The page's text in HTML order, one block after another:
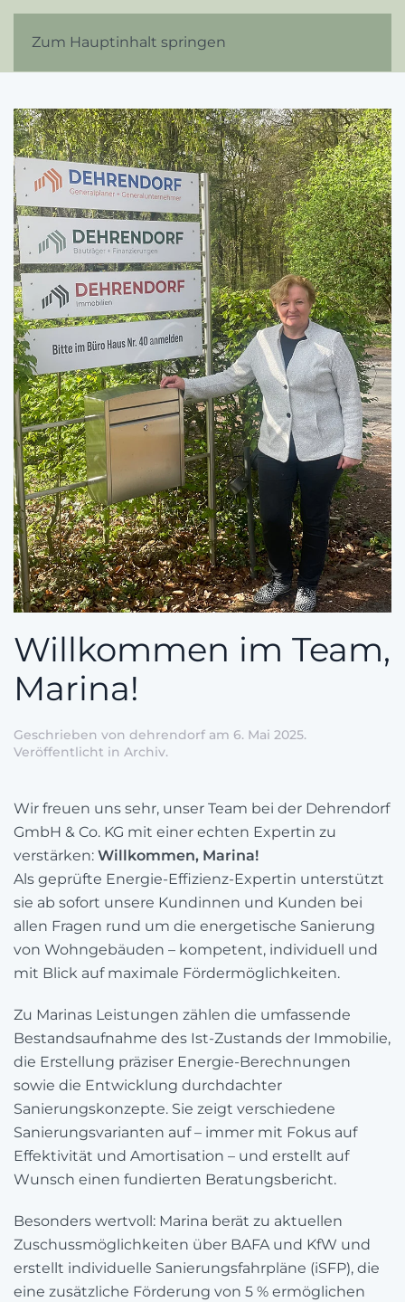
Zum Hauptinhalt springen
Willkommen im Team,
Marina!
Geschrieben von dehrendorf am 6. Mai 2025.
Veröffentlicht in Archiv.
Wir freuen uns sehr, unser Team bei der Dehrendorf
GmbH & Co. KG mit einer echten Expertin zu
verstärken: Willkommen, Marina!
Als geprüfte Energie-Effizienz-Expertin unterstützt
sie ab sofort unsere Kundinnen und Kunden bei
allen Fragen rund um die energetische Sanierung
von Wohngebäuden – kompetent, individuell und
mit Blick auf maximale Fördermöglichkeiten.
Zu Marinas Leistungen zählen die umfassende
Bestandsaufnahme des Ist-Zustands der Immobilie,
die Erstellung präziser Energie-Berechnungen
sowie die Entwicklung durchdachter
Sanierungskonzepte. Sie zeigt verschiedene
Sanierungsvarianten auf – immer mit Fokus auf
Effektivität und Amortisation – und erstellt auf
Wunsch einen fundierten Beratungsbericht.
Besonders wertvoll: Marina berät zu aktuellen
Zuschussmöglichkeiten über BAFA und KfW und
erstellt individuelle Sanierungsfahrpläne (iSFP), die
eine zusätzliche Förderung von 5 % ermöglichen